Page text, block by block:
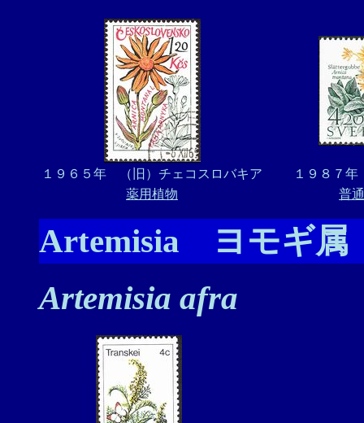
１９６５年 （旧）チェコスロバキア
１９８７
薬用植物
普
Artemisia ヨモギ属
Artemisia afra